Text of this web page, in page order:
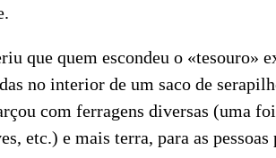
que quem escondeu o «tesouro»
no interior de um saco de
com ferragens diversas (uma
etc.) e mais terra, para as